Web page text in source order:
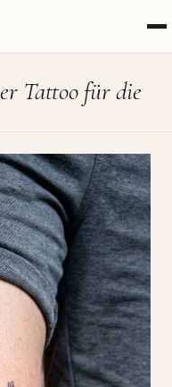
Tattoo für die